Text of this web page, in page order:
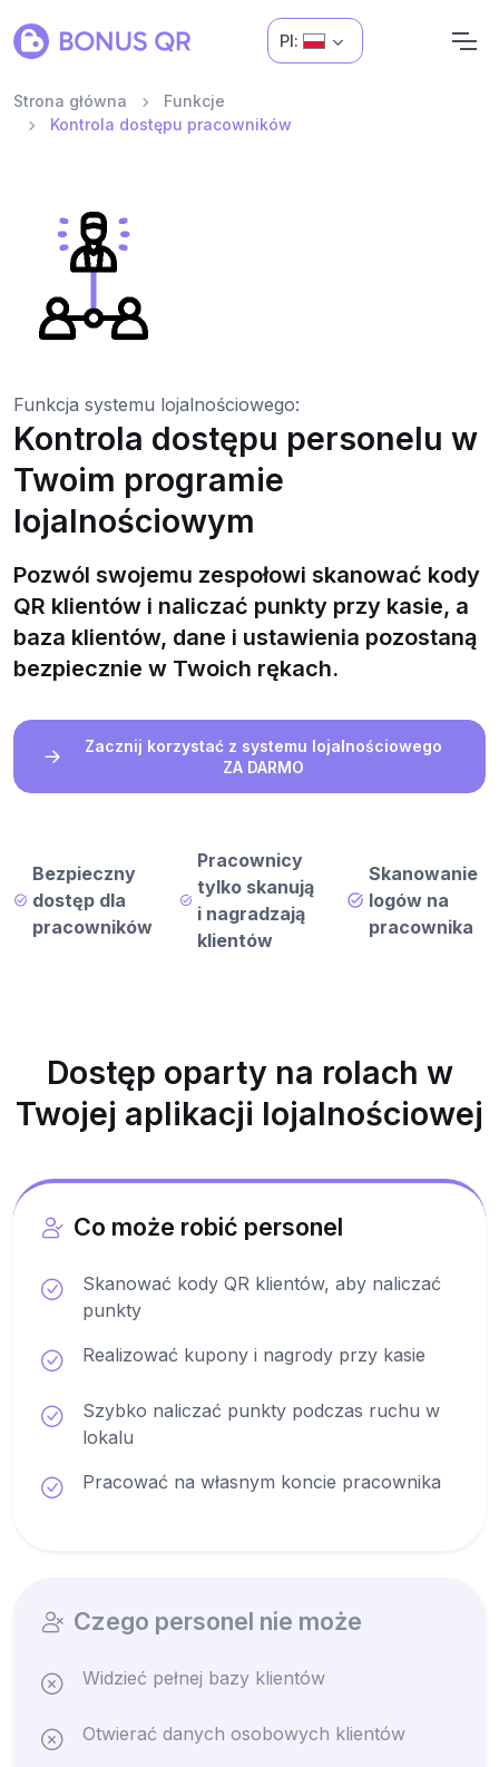
Pl:
Strona główna
Funkcje
Kontrola dostępu pracowników
Funkcja systemu lojalnościowego:
Kontrola dostępu personelu w
Twoim programie
lojalnościowym
Pozwól swojemu zespołowi skanować kody
QR klientów i naliczać punkty przy kasie, a
baza klientów, dane i ustawienia pozostaną
bezpiecznie w Twoich rękach.
Zacznij korzystać z systemu lojalnościowego
ZA DARMO
Bezpieczny
dostęp dla
pracowników
Pracownicy
tylko skanują
i nagradzają
klientów
Skanowanie
logów na
pracownika
Dostęp oparty na rolach w
Twojej aplikacji lojalnościowej
Co może robić personel
Skanować kody QR klientów, aby naliczać
punkty
Realizować kupony i nagrody przy kasie
Szybko naliczać punkty podczas ruchu w
lokalu
Pracować na własnym koncie pracownika
Czego personel nie może
Widzieć pełnej bazy klientów
Otwierać danych osobowych klientów